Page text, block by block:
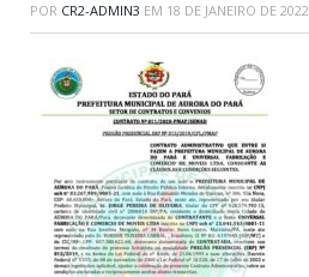
POR CR2-ADMIN3 EM 18 DE JANEIRO DE 2022